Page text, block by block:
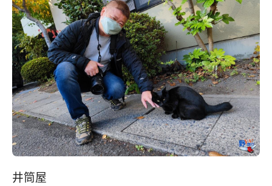
井筒屋